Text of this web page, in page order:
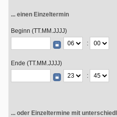
... einen Einzeltermin
Beginn (TT.MM.JJJJ)
:
Ende (TT.MM.JJJJ)
:
... oder Einzeltermine mit